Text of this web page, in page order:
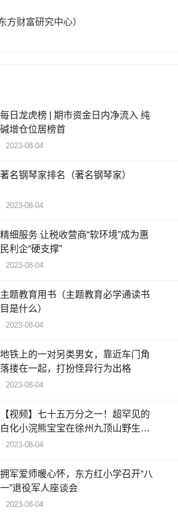
方财富研究中心）
每日龙虎榜 | 期市资金日内净流入 纯
碱增仓位居榜首
2023-08-04
著名钢琴家排名（著名钢琴家）
2023-08-04
精细服务 让税收营商“软环境”成为惠
民利企“硬支撑”
2023-08-04
主题教育用书（主题教育必学通读书
目是什么）
2023-08-04
地铁上的一对另类男女，靠近车门角
落搂在一起，打扮怪异行为出格
2023-08-04
【视频】七十五万分之一！超罕见的
白化小浣熊宝宝在徐州九顶山野生动
物园诞生
2023-08-04
拥军爱师暖心怀，东方红小学召开“八
一”退役军人座谈会
2023-08-04